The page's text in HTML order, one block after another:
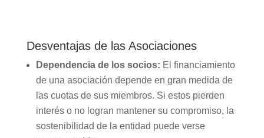
Desventajas de las Asociaciones
Dependencia de los socios: El financiamiento
de una asociación depende en gran medida de
las cuotas de sus miembros. Si estos pierden
interés o no logran mantener su compromiso, la
sostenibilidad de la entidad puede verse